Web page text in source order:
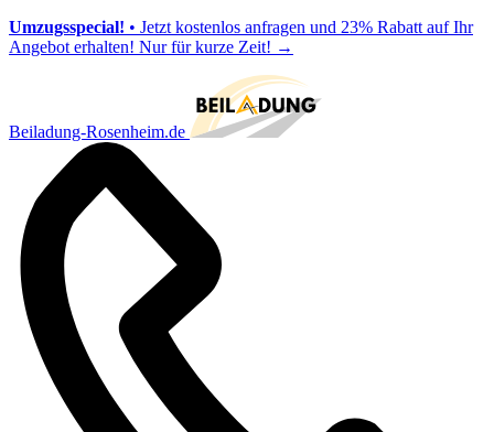
Umzugsspecial! • Jetzt kostenlos anfragen und 23% Rabatt auf Ihr
Angebot erhalten! Nur für kurze Zeit! →
Beiladung-Rosenheim.de